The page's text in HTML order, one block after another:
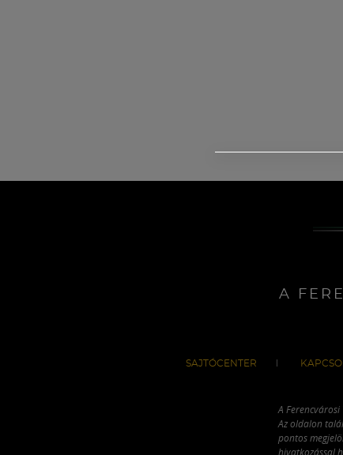
A
SAJTÓCENTER
A
Az oldalon
pontos
hivatkozással